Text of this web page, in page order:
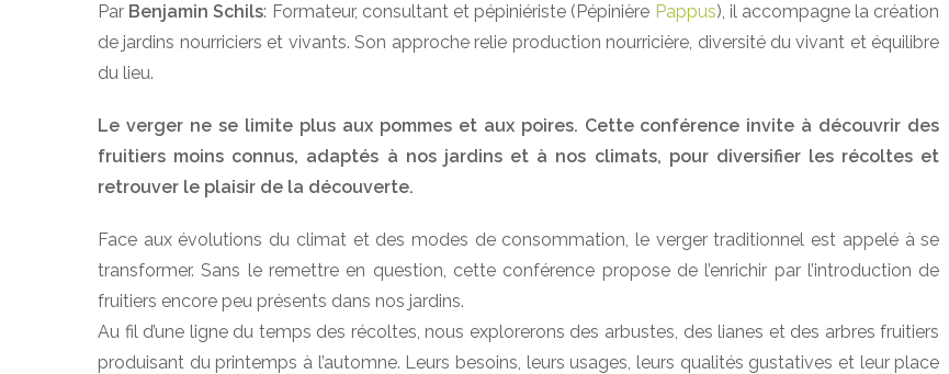
Par Benjamin Schils: Formateur, consultant et pépiniériste (Pépinière Pappus), il accompagne la création
de jardins nourriciers et vivants. Son approche relie production nourricière, diversité du vivant et équilibre
du lieu.
Le verger ne se limite plus aux pommes et aux poires. Cette conférence invite à découvrir des
fruitiers moins connus, adaptés à nos jardins et à nos climats, pour diversifier les récoltes et
retrouver le plaisir de la découverte.
Face aux évolutions du climat et des modes de consommation, le verger traditionnel est appelé à se
transformer. Sans le remettre en question, cette conférence propose de l’enrichir par l’introduction de
fruitiers encore peu présents dans nos jardins.
Au fil d’une ligne du temps des récoltes, nous explorerons des arbustes, des lianes et des arbres fruitiers
produisant du printemps à l’automne. Leurs besoins, leurs usages, leurs qualités gustatives et leur place